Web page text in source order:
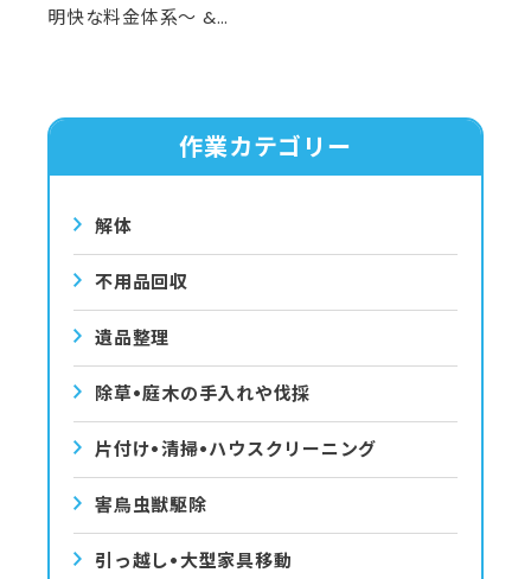
明快な料金体系～ &…
作業カテゴリー
解体
不用品回収
遺品整理
除草•庭⽊の⼿⼊れや伐採
⽚付け•清掃•ハウスクリーニング
害⿃⾍獣駆除
引っ越し•⼤型家具移動